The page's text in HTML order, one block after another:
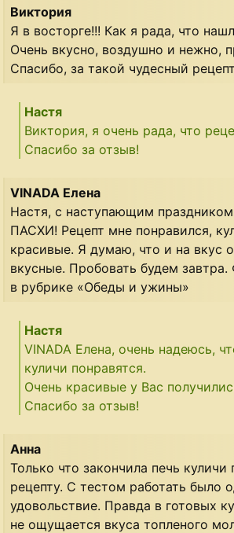
Виктория
Я в восторге!!! Как я рада, что
Очень вкусно, воздушно и нежно,
Спасибо, за такой чудесный
Настя
Виктория, я очень рада, что
Спасибо за отзыв!
VINADA Елена
Настя, с наступающим
ПАСХИ! Рецепт мне понравился,
красивые. Я думаю, что и на вкус
вкусные. Пробовать будем завтра.
в рубрике «Обеды и ужины»
Настя
VINADA Елена, очень надеюсь,
куличи понравятся.
Очень красивые у Вас
Спасибо за отзыв!
Анна
Только что закончила печь куличи
рецепту. С тестом работать было
удовольствие. Правда в готовых
не ощущается вкуса топленого